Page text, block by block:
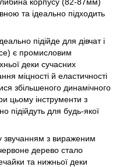
та ідеально підходить
підійде для дівчат і
є промисловим
деки сучасних
міцності й еластичності
збільшеного динамічного
цьому інструменти з
підійдуть для будь-якої
звучанням з вираженим
дерево стало
та нижньої деки